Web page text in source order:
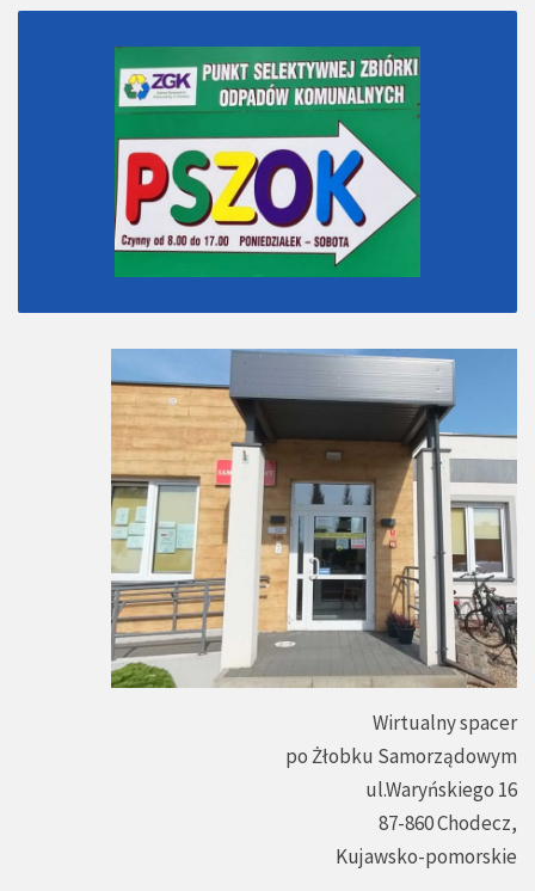
Wirtualny spacer
po Żłobku Samorządowym
ul.Waryńskiego 16
87-860 Chodecz,
Kujawsko-pomorskie